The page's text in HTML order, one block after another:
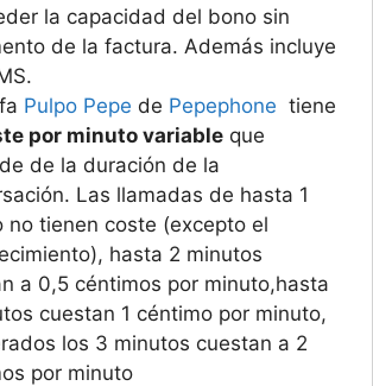
la capacidad del bono sin
de la factura. Además incluye
Pulpo Pepe de Pepephone tiene
por minuto variable que
de la duración de la
Las llamadas de hasta 1
no tienen coste (excepto el
hasta 2 minutos
a 0,5 céntimos por minuto,hasta
cuestan 1 céntimo por minuto,
los 3 minutos cuestan a 2
por minuto